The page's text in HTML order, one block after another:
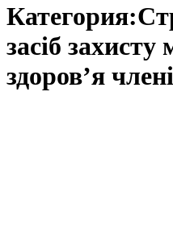
засіб захисту
здоров’я